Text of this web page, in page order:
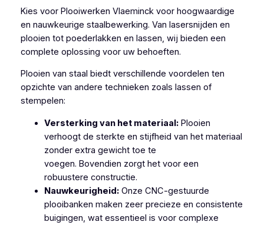
Kies voor Plooiwerken Vlaeminck voor hoogwaardige
en nauwkeurige staalbewerking. Van lasersnijden en
plooien tot poederlakken en lassen, wij bieden een
complete oplossing voor uw behoeften.
Plooien van staal biedt verschillende voordelen ten
opzichte van andere technieken zoals lassen of
stempelen:
Versterking van het materiaal:Plooien
verhoogt de sterkte en stijfheid van het materiaal
zonder extra gewicht toe te
voegen. Bovendien zorgt het voor een
robuustere constructie.
Nauwkeurigheid:Onze CNC-gestuurde
plooibanken maken zeer precieze en consistente
buigingen, wat essentieel is voor complexe